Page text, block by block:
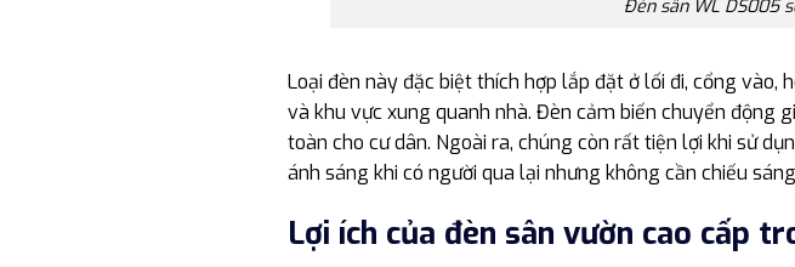
Đèn sân WL DS005
Loại đèn này đặc biệt thích hợp lắp đặt ở lối đi, cổng vào,
và khu vực xung quanh nhà. Đèn cảm biến chuyển động
toàn cho cư dân. Ngoài ra, chúng còn rất tiện lợi khi sử
ánh sáng khi có người qua lại nhưng không cần chiếu
Lợi ích của đèn sân vườn cao cấp